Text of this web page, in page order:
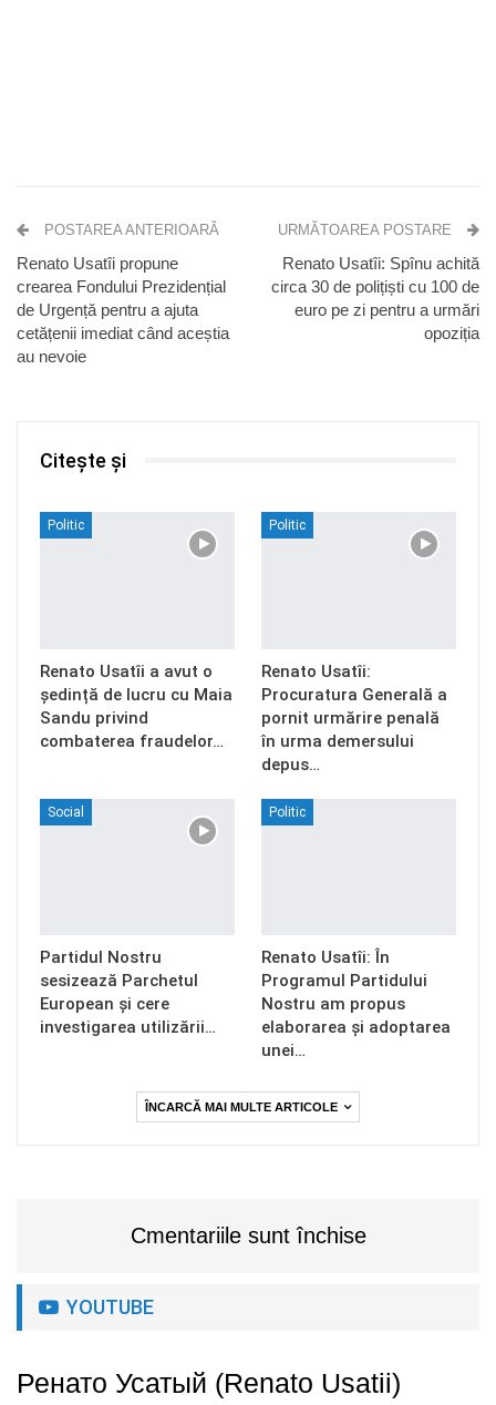
POSTAREA ANTERIOARĂ
Renato Usatîi propune
crearea Fondului Prezidențial
de Urgență pentru a ajuta
cetățenii imediat când aceștia
au nevoie
URMĂTOAREA POSTARE
Renato Usatîi: Spînu achită
circa 30 de polițiști cu 100 de
euro pe zi pentru a urmări
opoziția
Citește și
Politic
Renato Usatîi a avut o
ședință de lucru cu Maia
Sandu privind
combaterea fraudelor…
Politic
Renato Usatîi:
Procuratura Generală a
pornit urmărire penală
în urma demersului
depus…
Social
Partidul Nostru
sesizează Parchetul
European și cere
investigarea utilizării…
Politic
Renato Usatîi: În
Programul Partidului
Nostru am propus
elaborarea și adoptarea
unei…
ÎNCARCĂ MAI MULTE ARTICOLE
Cmentariile sunt închise
YOUTUBE
Ренато Усатый (Renato Usatii)